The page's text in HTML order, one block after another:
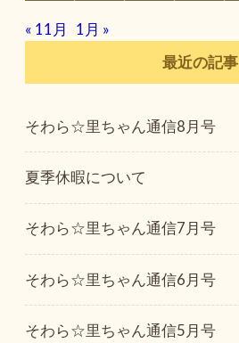
« 11月
1月 »
最近の記事
そわら☆里ちゃん通信8月号
夏季休暇について
そわら☆里ちゃん通信7月号
そわら☆里ちゃん通信6月号
そわら☆里ちゃん通信5月号